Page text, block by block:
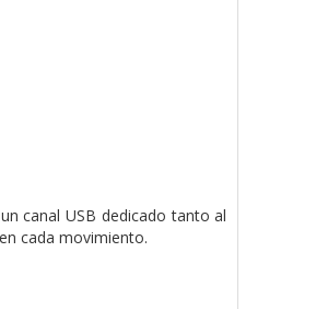
canal USB dedicado tanto al
cada movimiento.